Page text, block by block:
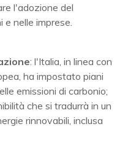
l'adozione del
nelle imprese.
: l'Italia, in linea con
ha impostato piani
emissioni di carbonio;
che si tradurrà in un
rinnovabili, inclusa